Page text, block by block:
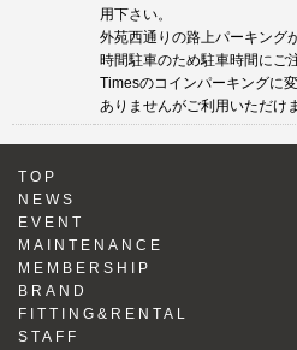
用下さい。
外苑西通りの路上パーキング
時間駐車のため駐車時間にご
Timesのコインパーキングに
ありませんがご利用いただけ
TOP
NEWS
EVENT
MAINTENANCE
MEMBERSHIP
BRAND
FITTING&RENTAL
STAFF